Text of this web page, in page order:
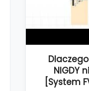
NIGDY
[System